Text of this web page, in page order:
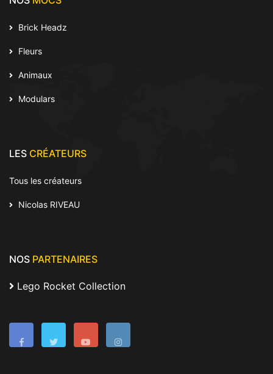
Brick Headz
Fleurs
Animaux
Modulars
LES CRÉATEURS
Tous les créateurs
Nicolas RIVEAU
NOS PARTENAIRES
Lego Rocket Collection